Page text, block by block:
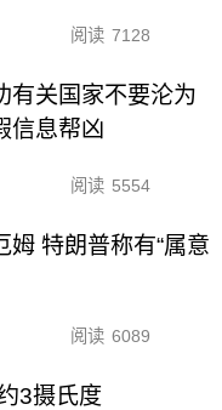
阅读 7128
有关国家不要沦为
信息帮凶
阅读 5554
姆 特朗普称有“属意
阅读 6089
3摄氏度